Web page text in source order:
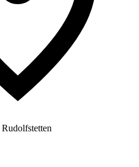
Rudolfstetten